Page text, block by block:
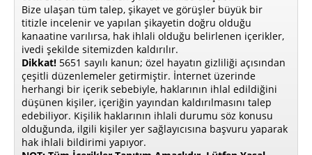
Bize ulaşan tüm talep, şikayet ve görüşler büyük bir
titizle incelenir ve yapılan şikayetin doğru olduğu
kanaatine varılırsa, hak ihlali olduğu belirlenen içerikler,
ivedi şekilde sitemizden kaldırılır.
Dikkat! 5651 sayılı kanun; özel hayatın gizliliği açısından
çeşitli düzenlemeler getirmiştir. İnternet üzerinde
herhangi bir içerik sebebiyle, haklarının ihlal edildiğini
düşünen kişiler, içeriğin yayından kaldırılmasını talep
edebiliyor. Kişilik haklarının ihlali durumu söz konusu
olduğunda, ilgili kişiler yer sağlayıcısına başvuru yaparak
hak ihlali bildirimi yapıyor.